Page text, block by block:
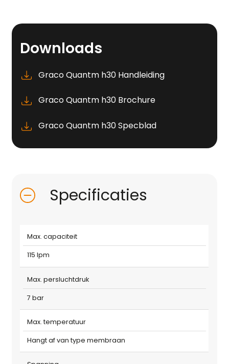
Downloads
Graco Quantm h30 Handleiding
Graco Quantm h30 Brochure
Graco Quantm h30 Specblad
Specificaties
Max. capaciteit
115 lpm
Max. persluchtdruk
7 bar
Max. temperatuur
Hangt af van type membraan